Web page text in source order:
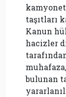
taşıtları
Kanun
hacizler
bulunan